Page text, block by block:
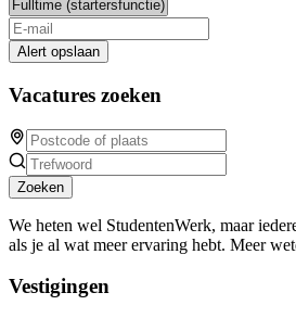
Alert opslaan
Vacatures zoeken
Zoeken
We heten wel StudentenWerk, maar
als je al wat meer ervaring hebt. Meer
Vestigingen